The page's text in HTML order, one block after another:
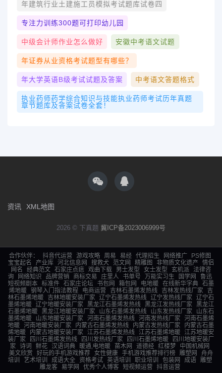
年建筑行业土建施工员模拟考试题库试卷四
专注力训练300题可打印幼儿园
中级会计师作业怎么做好 安徽中考语文试题
年证券从业资格考试题型有哪些？
年大学英语b级考试试题及答案 中考语文答题格式
执业药师药学综合知识与技能执业药师考试历年真题
章节题库及答案试卷全套！
资讯 XML地图
2026 © 下真题 冀ICP备2023006999号
合作伙伴： 抖音代运营 游戏攻略 周易 易经 代理招生 网络推广
PS修图
宝宝起名
产业库 河北信息网 搜救犬 范文网 精雕图 非物质文化遗产
情侣
网名
经典范文 石家庄点痣 戏曲下载 男士发型 女士发型 玄机派
法律咨
询
网络知识 品牌营销 商标交易 庄里人 书单号 万能实习生 国学网
鲁迅
短视频剧本 标准件 石家庄论坛 书包网 箱包网 电地暖 在线新华字典 石墨
烯地暖 钢琴入门指法教程 电商运营 吉林石墨烯发热线 吉林发热线厂家
吉
林石墨烯地暖
吉林地暖安装厂家 辽宁石墨烯发热线 辽宁发热线厂家
辽宁石
墨烯地暖 辽宁地暖安装厂家 黑龙江石墨烯发热线 黑龙江发热线厂家
黑龙江
石墨烯地暖 黑龙江地暖安装厂家 山东石墨烯发热线 山东发热线厂家
山东石
墨烯地暖
山东地暖安装厂家 河南石墨烯发热线 河南发热线厂家
河南石墨烯
地暖 河南地暖安装厂家 内蒙古石墨烯发热线 内蒙古发热线厂家
内蒙古石墨
烯地暖
内蒙古地暖安装厂家 江苏石墨烯发热线 江苏石墨烯地暖
江苏地暖安
装厂家
四川石墨烯发热线 四川发热线厂家 四川石墨烯地暖
四川地暖安装厂
家
诗词 鲜花 汉语词典 暖通,电地暖 苗木网 道德经 红楼梦
中国机械网
美文欣赏
好玩的手机游戏推荐 女性健康 手机游戏推荐排行榜 雕塑网
舟舟
培训
艺术培训 成语大全 资格考试 英语培训 职业培训 包装网 成语
雕塑
雕龙客
易学网 优秀个人博客 短视频运营 抖音运营